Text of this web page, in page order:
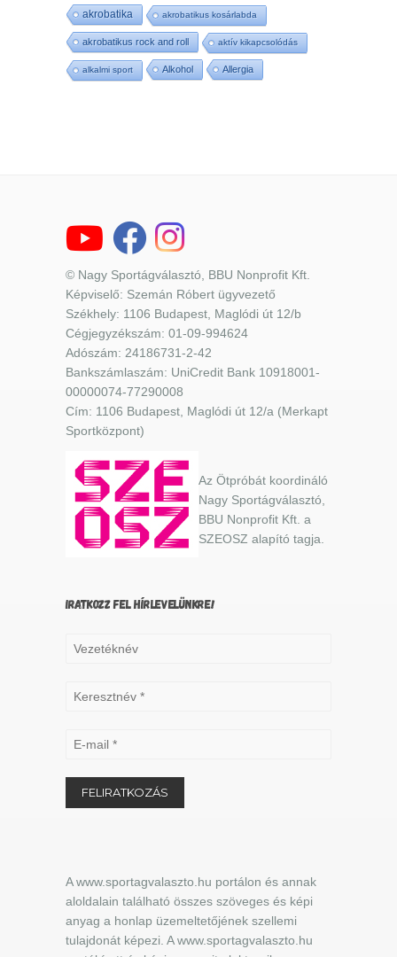
akrobatika akrobatikus kosárlabda
akrobatikus rock and roll aktív kikapcsolódás
alkalmi sport Alkohol Allergia
© Nagy Sportágválasztó, BBU Nonprofit Kft.
Képviselő: Szemán Róbert ügyvezető
Székhely: 1106 Budapest, Maglódi út 12/b
Cégjegyzékszám: 01-09-994624
Adószám: 24186731-2-42
Bankszámlaszám: UniCredit Bank 10918001-
00000074-77290008
Cím: 1106 Budapest, Maglódi út 12/a (Merkapt
Sportközpont)
Az Ötpróbát koordináló
Nagy Sportágválasztó,
BBU Nonprofit Kft. a
SZEOSZ alapító tagja.
IRATKOZZ FEL HÍRLEVELÜNKRE!
A www.sportagvalaszto.hu portálon és annak
aloldalain található összes szöveges és képi
anyag a honlap üzemeltetőjének szellemi
tulajdonát képezi. A www.sportagvalaszto.hu